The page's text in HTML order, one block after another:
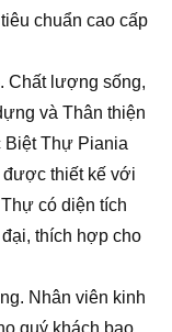
chuẩn cao cấp
Chất lượng sống,
và Thân thiện
Thự Piania
được thiết kế với
có diện tích
thích hợp cho
Nhân viên kinh
quý khách bao